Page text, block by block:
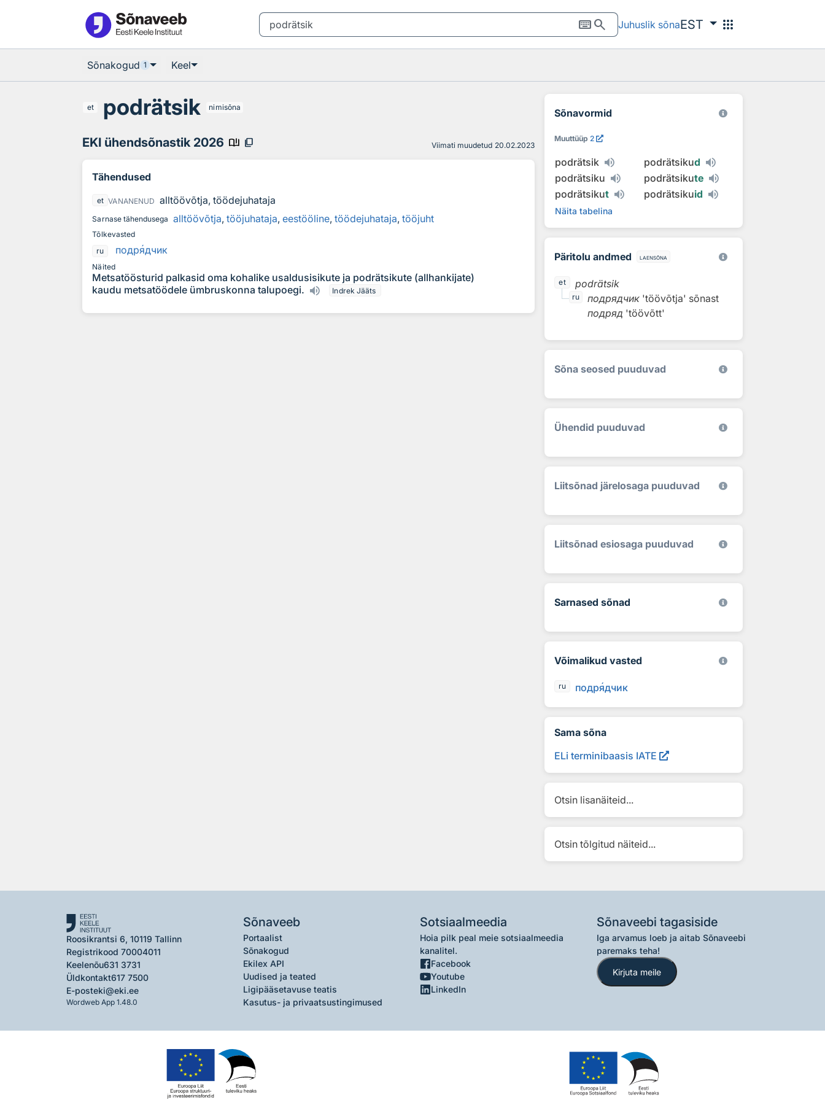
keyboardsearch Juhuslik sõnaEST apps
Sõnakogud 1 Keel
et podrätsik nimisõna
EKI ühendsõnastik 2026 book_ribbon content_copy Viimati muudetud 20.02.2023
Tähendused
et VANANENUD alltöövõtja, töödejuhataja
Sarnase tähendusega alltöövõtja, tööjuhataja, eestööline, töödejuhataja, tööjuht
Tõlkevasted
ru
подрядчик
Näited
Metsatöösturid palkasid oma kohalike usaldusisikute ja podrätsikute (allhankijate)
kaudu metsatöödele ümbruskonna talupoegi.
Indrek Jääts
Sõnavormid
Muuttüüp 2
podrätsik podrätsikud
podrätsiku
podrätsikute
podrätsikut podrätsikuid
Näita tabelina
Päritolu andmed laensõna
et podrätsik
ru подрядчик 'töövõtja' sõnast
подряд 'töövõtt'
Sõna seosed puuduvad
Ühendid puuduvad
Liitsõnad järelosaga puuduvad
Liitsõnad esiosaga puuduvad
Sarnased sõnad
Võimalikud vasted
ru подрядчик
Sama sõna
ELi terminibaasis IATE
Otsin lisanäiteid...
Otsin tõlgitud näiteid...
Roosikrantsi 6, 10119 Tallinn
Registrikood 70004011
Keelenõu631 3731
Üldkontakt617 7500
E-posteki@eki.ee
Wordweb App 1.48.0
Sõnaveeb
Portaalist
Sõnakogud
Ekilex API
Uudised ja teated
Ligipääsetavuse teatis
Kasutus- ja privaatsustingimused
Sotsiaalmeedia
Hoia pilk peal meie sotsiaalmeedia
kanalitel.
Facebook
Youtube
LinkedIn
Sõnaveebi tagasiside
Iga arvamus loeb ja aitab Sõnaveebi
paremaks teha!
Kirjuta meile